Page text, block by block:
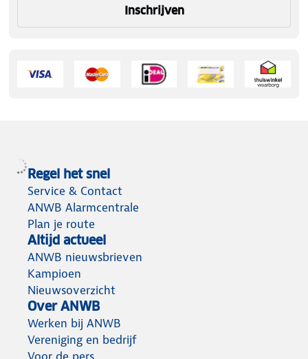
Inschrijven
Regel het snel
Service & Contact
ANWB Alarmcentrale
Plan je route
Altijd actueel
ANWB nieuwsbrieven
Kampioen
Nieuwsoverzicht
Over ANWB
Werken bij ANWB
Vereniging en bedrijf